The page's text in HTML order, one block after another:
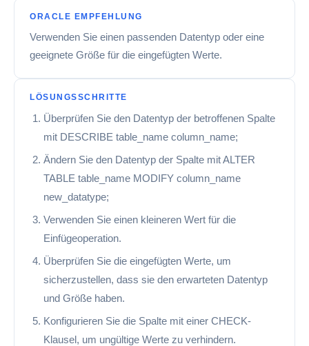
ORACLE EMPFEHLUNG
Verwenden Sie einen passenden Datentyp oder eine
geeignete Größe für die eingefügten Werte.
LÖSUNGSSCHRITTE
Überprüfen Sie den Datentyp der betroffenen Spalte
mit DESCRIBE table_name column_name;
Ändern Sie den Datentyp der Spalte mit ALTER
TABLE table_name MODIFY column_name
new_datatype;
Verwenden Sie einen kleineren Wert für die
Einfügeoperation.
Überprüfen Sie die eingefügten Werte, um
sicherzustellen, dass sie den erwarteten Datentyp
und Größe haben.
Konfigurieren Sie die Spalte mit einer CHECK-
Klausel, um ungültige Werte zu verhindern.